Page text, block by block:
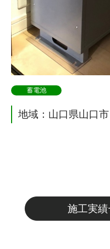
蓄電池
地域：山口県山口市
施工実